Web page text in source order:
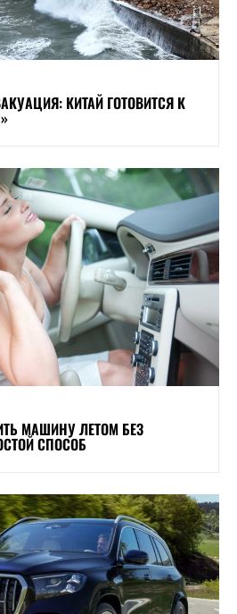
КИТАЙ ГОТОВИТСЯ К
МАШИНУ ЛЕТОМ БЕЗ
СПОСОБ